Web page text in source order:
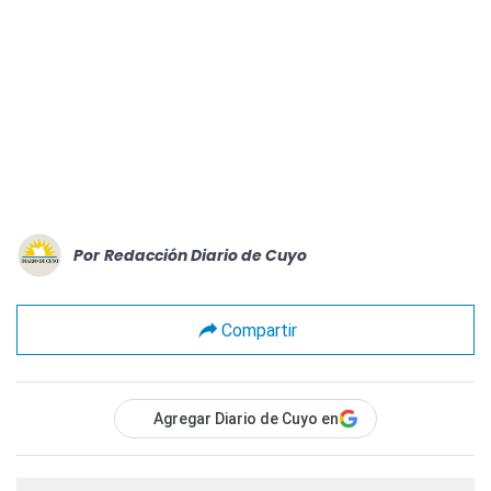
Por Redacción Diario de Cuyo
Compartir
Agregar Diario de Cuyo en